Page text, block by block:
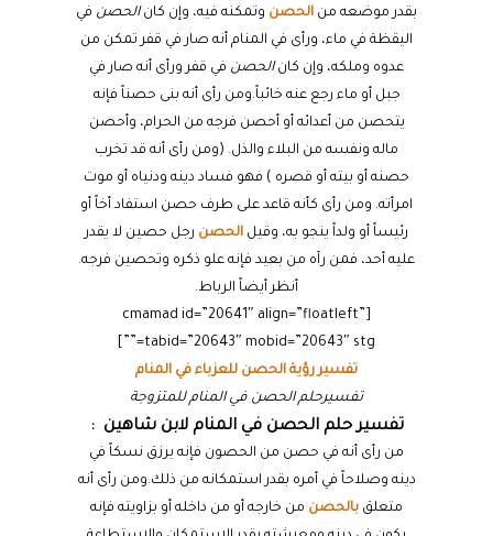
بقدر موضعه من الحصن وتمكنه فيه، وإن كانالحصن في
اليقظة في ماء، ورأى في المنام أنه صار في قفر تمكن من
عدوه وملكه، وإن كانالحصن في قفر ورأى أنه صار في
جبل أو ماء رجع عنه خائباً.ومن رأى أنه بنى حصناً فإنه
يتحصن من أعدائه أو أحصن فرجه من الحرام، وأحصن
ماله ونفسه من البلاء والذل. (ومن رأى أنه قد تخرب
حصنه أو بيته أو قصره ) فهو فساد دينه ودنياه أو موت
امرأته. ومن رأى كأنه قاعد على طرف حصن استفاد أخاً أو
رئيساً أو ولداً ينجو به، وقيل الحصن رجل حصين لا يقدر
عليه أحد، فمن رآه من بعيد فإنه علو ذكره وتحصين فرجه.
أنظر أيضاً الرباط.
[cmamad id=”20641″ align=”floatleft”
tabid=”20643″ mobid=”20643″ stg=””]
تفسير رؤية الحصن للعزباء في المنام
تفسيرحلم الحصن في المنام للمتزوجة
تفسير حلم الحصن في المنام لابن شاهين :
من رأى أنه في حصن من الحصون فإنه يرزق نسكاً في
دينه وصلاحاً في أمره بقدر استمكانه من ذلك.ومن رأى أنه
متعلق بالحصن من خارجه أو من داخله أو بزاويته فإنه